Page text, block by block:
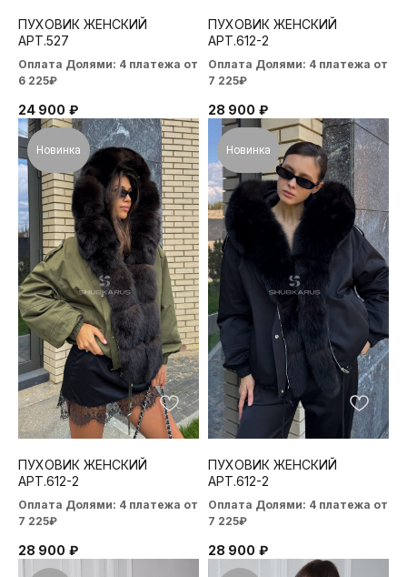
ПУХОВИК ЖЕНСКИЙ
АРТ.527
Оплата Долями: 4 платежа от
6 225₽
24 900 ₽
ПУХОВИК ЖЕНСКИЙ
АРТ.612-2
Оплата Долями: 4 платежа от
7 225₽
28 900 ₽
Новинка
ПУХОВИК ЖЕНСКИЙ
АРТ.612-2
Оплата Долями: 4 платежа от
7 225₽
28 900 ₽
Новинка
ПУХОВИК ЖЕНСКИЙ
АРТ.612-2
Оплата Долями: 4 платежа от
7 225₽
28 900 ₽